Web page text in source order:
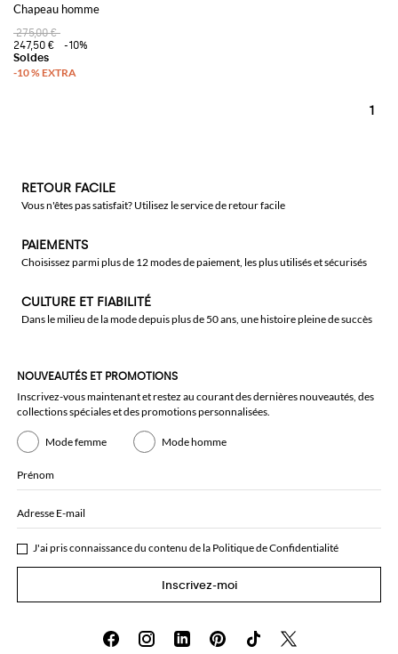
Chapeau homme
275,00 €
247,50 €
-10%
1
RETOUR FACILE
Vous n'êtes pas satisfait? Utilisez le service de retour facile
PAIEMENTS
Choisissez parmi plus de 12 modes de paiement, les plus utilisés et sécurisés
CULTURE ET FIABILITÉ
Dans le milieu de la mode depuis plus de 50 ans, une histoire pleine de succès
NOUVEAUTÉS ET PROMOTIONS
Inscrivez-vous maintenant et restez au courant des dernières nouveautés, des
collections spéciales et des promotions personnalisées.
Mode femme Mode homme
Prénom
Adresse E-mail
J'ai pris connaissance du contenu de la Politique de Confidentialité
Inscrivez-moi